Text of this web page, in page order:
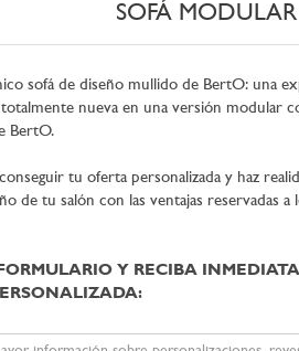
SOFÁ
sofá de diseño mullido de BertO: una
nueva en una versión modular
BertO.
tu oferta personalizada y haz
de tu salón con las ventajas reservadas a
Y RECIBA